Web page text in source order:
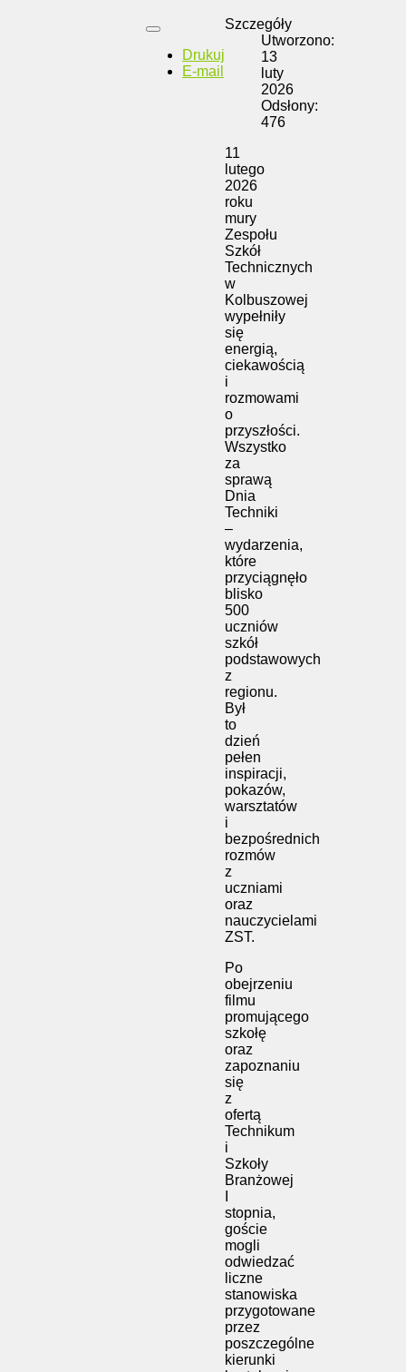
Drukuj
E-mail
Szczegóły
Utworzono:
13
luty
2026
Odsłony:
476
11
lutego
2026
roku
mury
Zespołu
Szkół
Technicznych
w
Kolbuszowej
wypełniły
się
energią,
ciekawością
i
rozmowami
o
przyszłości.
Wszystko
za
sprawą
Dnia
Techniki
–
wydarzenia,
które
przyciągnęło
blisko
500
uczniów
szkół
podstawowych
z
regionu.
Był
to
dzień
pełen
inspiracji,
pokazów,
warsztatów
i
bezpośrednich
rozmów
z
uczniami
oraz
nauczycielami
ZST.
Po
obejrzeniu
filmu
promującego
szkołę
oraz
zapoznaniu
się
z
ofertą
Technikum
i
Szkoły
Branżowej
stopnia,
goście
mogli
odwiedzać
liczne
stanowiska
przygotowane
przez
poszczególne
kierunki